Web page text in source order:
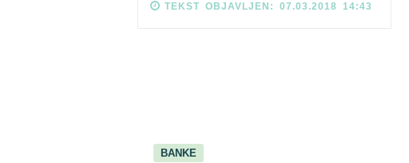
TEKST OBJAVLJEN: 07.03.2018 14:43
BANKE